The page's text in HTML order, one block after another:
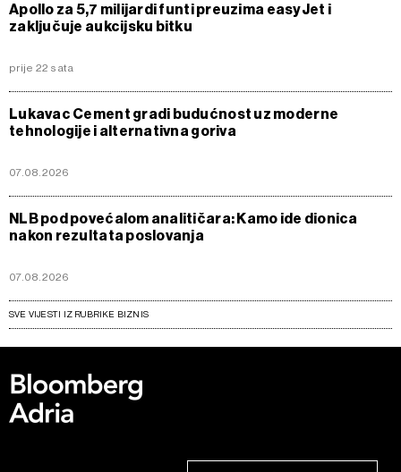
Apollo za 5,7 milijardi funti preuzima easyJet i
zaključuje aukcijsku bitku
prije 22 sata
Lukavac Cement gradi budućnost uz moderne
tehnologije i alternativna goriva
07.08.2026
NLB pod povećalom analitičara: Kamo ide dionica
nakon rezultata poslovanja
07.08.2026
SVE VIJESTI IZ RUBRIKE BIZNIS